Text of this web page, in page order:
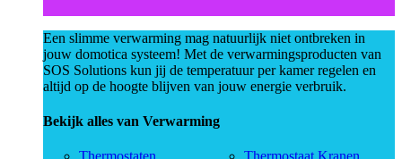
Een slimme verwarming mag natuurlijk niet ontbreken in
jouw domotica systeem! Met de verwarmingsproducten van
SOS Solutions kun jij de temperatuur per kamer regelen en
altijd op de hoogte blijven van jouw energie verbruik.
Bekijk alles van Verwarming